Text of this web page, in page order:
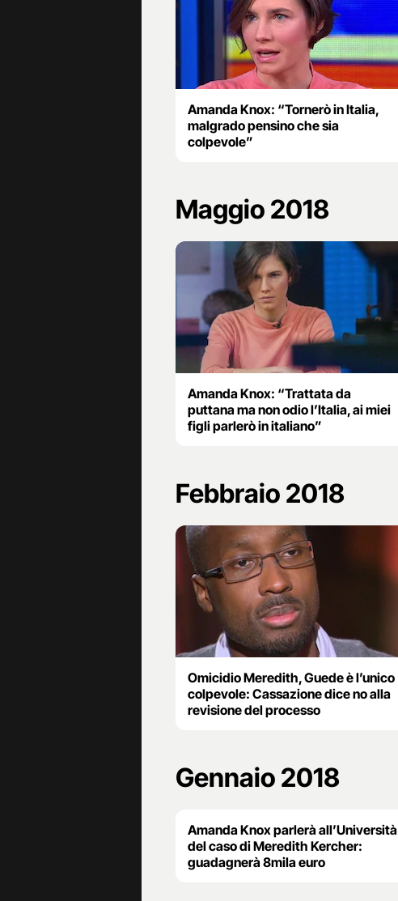
Amanda Knox: “Tornerò in Italia,
malgrado pensino che sia
colpevole”
Maggio 2018
Amanda Knox: “Trattata da
puttana ma non odio l’Italia, ai miei
figli parlerò in italiano”
Febbraio 2018
Omicidio Meredith, Guede è l’unico
colpevole: Cassazione dice no alla
revisione del processo
Gennaio 2018
Amanda Knox parlerà all’Università
del caso di Meredith Kercher:
guadagnerà 8mila euro